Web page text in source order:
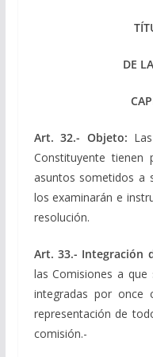
DE
Art. 32.- Objeto:
Constituyente
asuntos sometidos a
los examinarán e
resolución.
Art. 33.- Integración
las Comisiones a
integradas por once
representación de
comisión.-